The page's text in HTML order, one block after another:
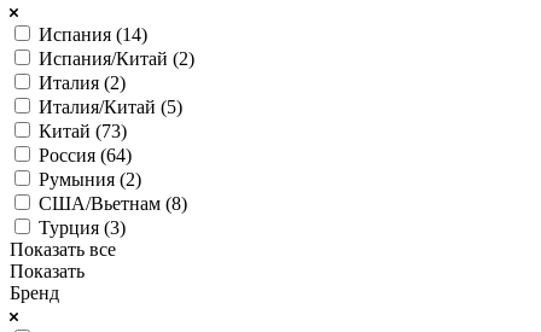
Испания (14)
Испания/Китай (2)
Италия (2)
Италия/Китай (5)
Китай (73)
Россия (64)
Румыния (2)
США/Вьетнам (8)
Турция (3)
Показать все
Показать
Бренд